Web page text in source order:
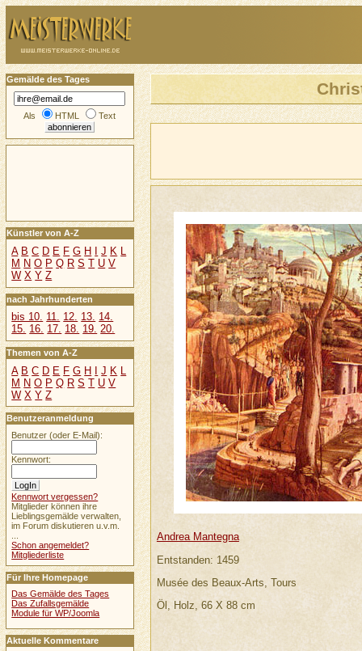
Andrea Mantegna
Entstanden: 1459
Musée des Beaux-Arts, Tours
Öl, Holz, 66 X 88 cm
Gemälde des Tages
Als HTML Text
Künstler von A-Z
A B C D E F G H J K L
M N O P Q R S T U V
W X Y Z
nach Jahrhunderten
bis 10. 11. 12. 13. 14.
15. 16. 17. 18. 19. 20.
Themen von A-Z
A B C D E F G H I J K L
M N O P Q R S T U V
W X Y Z
Benutzeranmeldung
Benutzer (oder E-Mail):
Kennwort:
Kennwort vergessen?
Mitglieder können ihre
Lieblingsgemälde verwalten,
im Forum diskutieren u.v.m.
Schon angemeldet?
Mitgliederliste
Für Ihre Homepage
Das Gemälde des Tages
Das Zufallsgemälde
Module für WP/Joomla
Aktuelle Kommentare